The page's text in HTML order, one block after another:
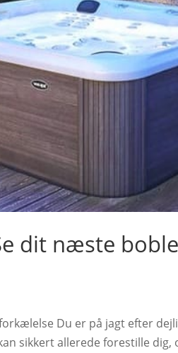
dit næste
Du er på jagt efter
sikkert allerede forestille dig,